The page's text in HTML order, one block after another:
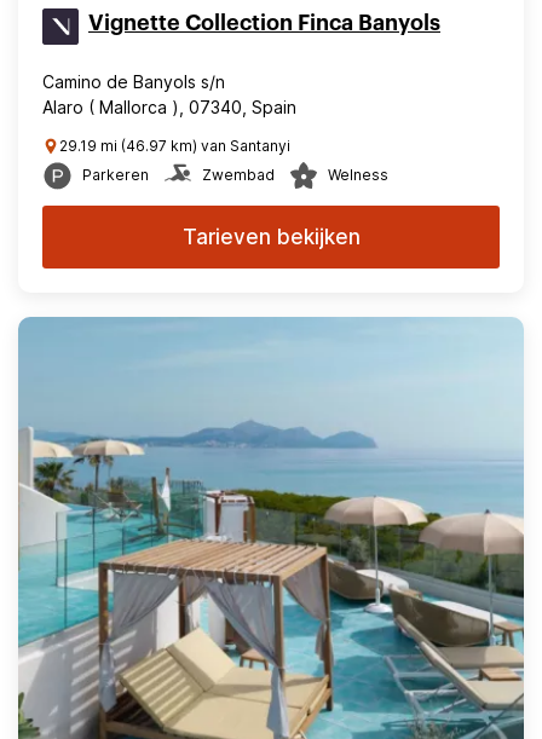
Vignette Collection Finca Banyols
Camino de Banyols s/n
Alaro ( Mallorca ), 07340, Spain
29.19 mi (46.97 km) van Santanyi
Parkeren
Zwembad Welness
Tarieven bekijken